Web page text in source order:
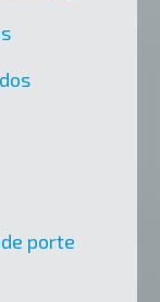
porte